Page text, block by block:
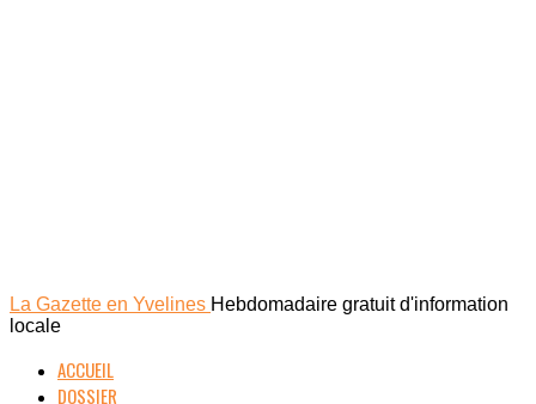
La Gazette en Yvelines Hebdomadaire gratuit d'information
locale
ACCUEIL
DOSSIER